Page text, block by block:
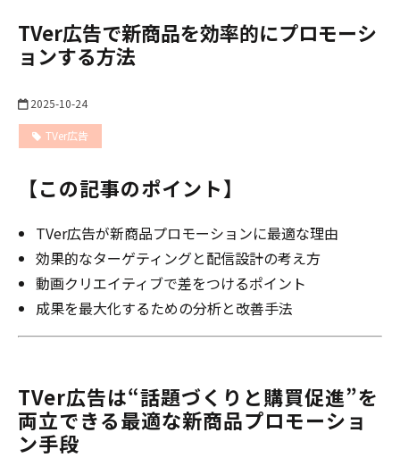
TVer広告で新商品を効率的にプロモーシ
ョンする方法
2025-10-24
TVer広告
【この記事のポイント】
TVer広告が新商品プロモーションに最適な理由
効果的なターゲティングと配信設計の考え方
動画クリエイティブで差をつけるポイント
成果を最大化するための分析と改善手法
TVer広告は“話題づくりと購買促進”を
両立できる最適な新商品プロモーショ
ン手段